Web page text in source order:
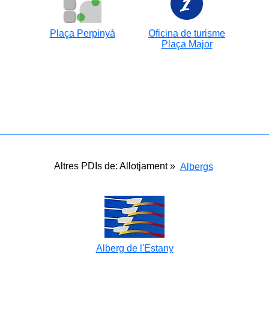
Plaça Perpinyà
Oficina de turisme
Plaça Major
Altres PDIs de: Allotjament » Albergs
Alberg de l'Estany